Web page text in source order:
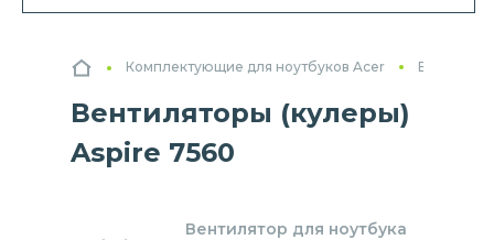
Комплектующие для ноутбуков Acer
Вентиляторы (кулеры)
Aspire 7560
Вентилятор для ноутбука